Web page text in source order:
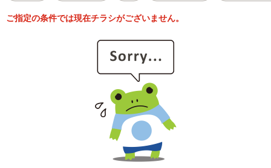
ご指定の条件では現在チラシがございません。